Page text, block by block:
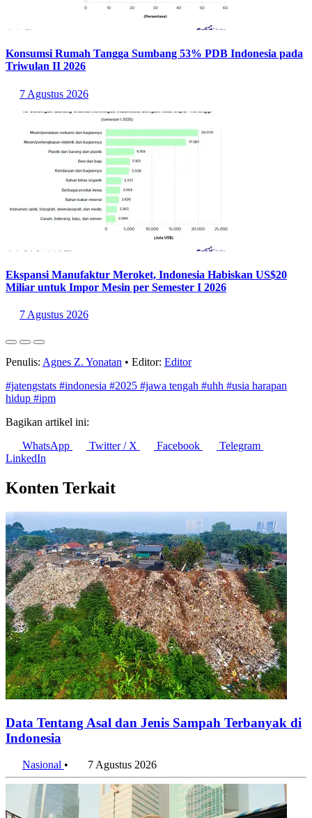
Konsumsi Rumah Tangga Sumbang 53% PDB Indonesia pada
Triwulan II 2026
7 Agustus 2026
Ekspansi Manufaktur Meroket, Indonesia Habiskan US$20
Miliar untuk Impor Mesin per Semester I 2026
7 Agustus 2026
Penulis: Agnes Z. Yonatan • Editor: Editor
#jatengstats #indonesia #2025 #jawa tengah #uhh #usia harapan
hidup #ipm
Bagikan artikel ini:
WhatsApp
Twitter / X Facebook
Telegram
LinkedIn
Konten Terkait
Data Tentang Asal dan Jenis Sampah Terbanyak di
Indonesia
Nasional • 7 Agustus 2026